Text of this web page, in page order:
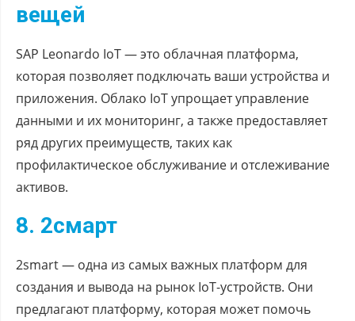
вещей
SAP Leonardo IoT — это облачная платформа,
которая позволяет подключать ваши устройства и
приложения. Облако IoT упрощает управление
данными и их мониторинг, а также предоставляет
ряд других преимуществ, таких как
профилактическое обслуживание и отслеживание
активов.
8. 2смарт
2smart — одна из самых важных платформ для
создания и вывода на рынок IoT-устройств. Они
предлагают платформу, которая может помочь